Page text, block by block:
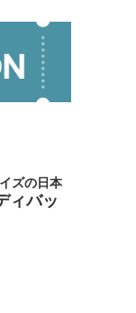
ズの日本
ィバッ